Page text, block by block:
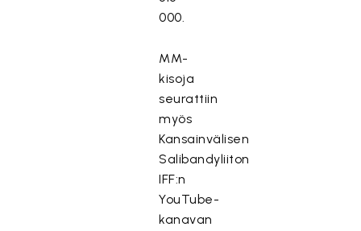
000.
MM-
kisoja
seurattiin
myös
Kansainvälisen
Salibandyliiton
IFF:n
YouTube-
kanavan